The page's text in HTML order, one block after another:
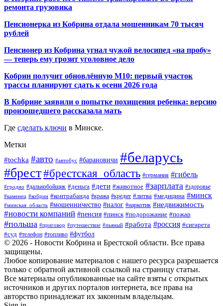
ремонта грузовика
Пенсионерка из Кобрина отдала мошенникам 70 тысяч
рублей
Пенсионер из Кобрина угнал чужой велосипед «на пробу»
— теперь ему грозит уголовное дело
Кобрин получит обновлённую М10: первый участок
трассы планируют сдать к осени 2026 года
В Кобрине заявили о попытке похищения ребенка: версию
произошедшего рассказала мать
Где сделать ключи в Минске.
Метки
#tochka #авто #автобус #барановичи #беларусь
#брест#брестская_область #германия #гибель
#гродно #дальнобойщик #деньга #дети #животное #зарплата #здоровье
#каменец #кобрин #контрабанда #кража #кредит #литва #медицина #минск
#минская_область #мошенничество #налог #наркотик #недвижимость
#новости компаний #пенсия #пинск #подорожание #пожар
#польша #приговор #путешествие #пьяный #работа #россия #сигарета
#суд #телефон #топливо #футбол
© 2026 - Новости Кобрина и Брестской области. Все права
защищены.
Любое копирование материалов с нашего ресурса разрешается
только с обратной активной ссылкой на страницу статьи.
Все материалы опубликованные на сайте взяты с открытых
источников и других порталов интернета, все права на
авторство принадлежат их законным владельцам.